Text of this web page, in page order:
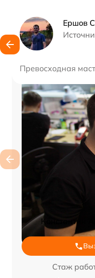
Ершов
Превосходная
Константин
Стаж